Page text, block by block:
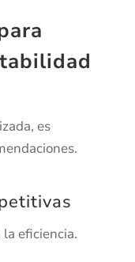
es
eficiencia.